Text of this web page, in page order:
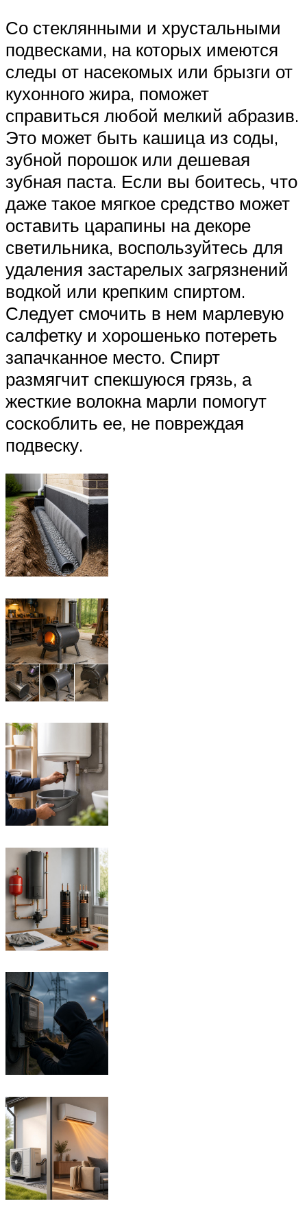
Со стеклянными и хрустальными
подвесками, на которых имеются
следы от насекомых или брызги от
кухонного жира, поможет
справиться любой мелкий абразив.
Это может быть кашица из соды,
зубной порошок или дешевая
зубная паста. Если вы боитесь, что
даже такое мягкое средство может
оставить царапины на декоре
светильника, воспользуйтесь для
удаления застарелых загрязнений
водкой или крепким спиртом.
Следует смочить в нем марлевую
салфетку и хорошенько потереть
запачканное место. Спирт
размягчит спекшуюся грязь, а
жесткие волокна марли помогут
соскоблить ее, не повреждая
подвеску.